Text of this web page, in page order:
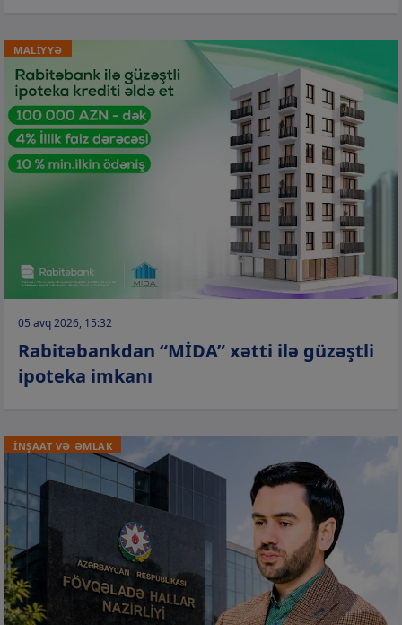
MALİYYƏ
05 avq 2026, 15:32
Rabitəbankdan “MİDA” xətti ilə güzəştli
ipoteka imkanı
İNŞAAT VƏ ƏMLAK